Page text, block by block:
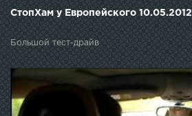
СтопХам у Европейского 10.05.2012
Большой тест-драйв